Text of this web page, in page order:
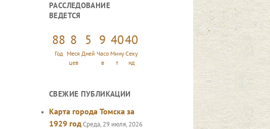
с
к
РАССЛЕДОВАНИЕ
ВЕДЕТСЯ
88
Год
8
Меся
цев
5
Дней
9
Часо
в
40
Мину
т
42
Секу
нд
СВЕЖИЕ ПУБЛИКАЦИИ
Карта города Томска за
1929 годСреда, 29 июля, 2026